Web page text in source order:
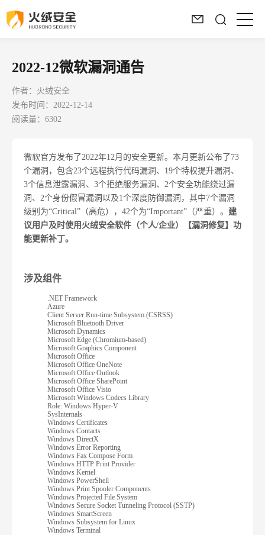
2022-12微软漏洞通告
作者：火绒安全
发布时间：2022-12-14
阅读量：6302
微软官方发布了2022年12月的安全更新。本月更新公布了 73
个漏洞，包含23个远程执行代码漏洞、 19个特权提升漏洞、
3个信息泄露漏洞、 3个拒绝服务漏洞、 2个安全功能绕过漏
洞、 2个身份假冒漏洞以及1个深度防御漏洞，其中7个漏洞
级别为“Critical”（高危）， 42个为“Important”（严重）。 建
议用户及时使用火绒安全软件（个人/企业）【漏洞修复】功
能更新补丁。
涉及组件
.NET Framework
Azure
Client Server Run-time Subsystem (CSRSS)
Microsoft Bluetooth Driver
Microsoft Dynamics
Microsoft Edge (Chromium-based)
Microsoft Graphics Component
Microsoft Office
Microsoft Office OneNote
Microsoft Office Outlook
Microsoft Office SharePoint
Microsoft Office Visio
Microsoft Windows Codecs Library
Role: Windows Hyper-V
SysInternals
Windows Certificates
Windows Contacts
Windows DirectX
Windows Error Reporting
Windows Fax Compose Form
Windows HTTP Print Provider
Windows Kernel
Windows PowerShell
Windows Print Spooler Components
Windows Projected File System
Windows Secure Socket Tunneling Protocol (SSTP)
Windows SmartScreen
Windows Subsystem for Linux
Windows Terminal